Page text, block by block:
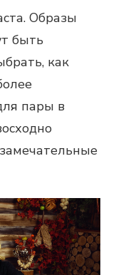
Образы
быть
как
пары в